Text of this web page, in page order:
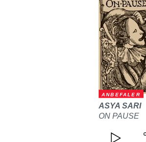
ANBEFALER
ASYA SARI
ON PAUSE